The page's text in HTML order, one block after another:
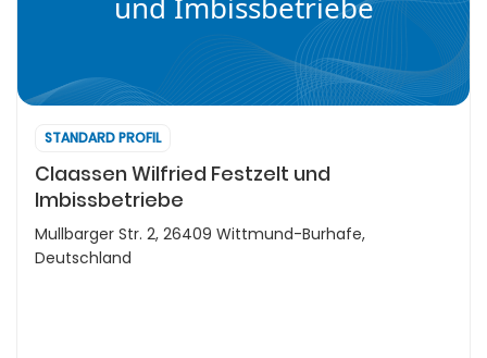
STANDARD PROFIL
Claassen Wilfried Festzelt und
Imbissbetriebe
Mullbarger Str. 2, 26409 Wittmund-Burhafe,
Deutschland